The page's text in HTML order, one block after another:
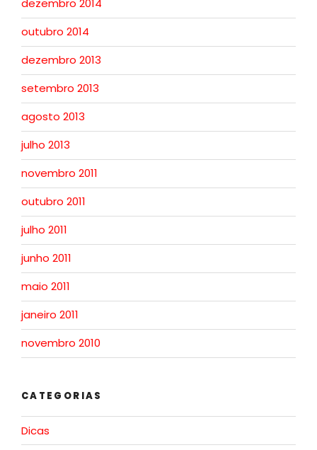
dezembro 2014
outubro 2014
dezembro 2013
setembro 2013
agosto 2013
julho 2013
novembro 2011
outubro 2011
julho 2011
junho 2011
maio 2011
janeiro 2011
novembro 2010
CATEGORIAS
Dicas